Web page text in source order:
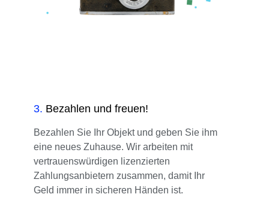
3. Bezahlen und freuen!
Bezahlen Sie Ihr Objekt und geben Sie ihm
eine neues Zuhause. Wir arbeiten mit
vertrauenswürdigen lizenzierten
Zahlungsanbietern zusammen, damit Ihr
Geld immer in sicheren Händen ist.